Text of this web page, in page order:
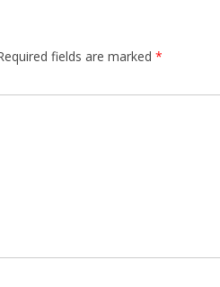
fields are marked *